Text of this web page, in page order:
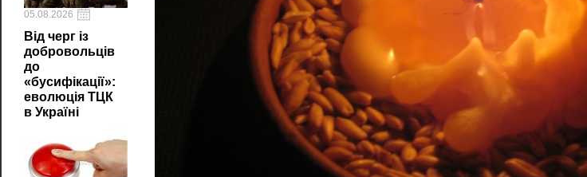
05.08.2026
Від черг із
добровольців
до
«бусифікації»:
еволюція ТЦК
в Україні